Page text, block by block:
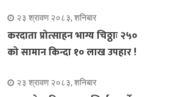
२३ श्रावण २०८३, शनिबार
करदाता प्रोत्साहन भाग्य चिठ्ठाः २५०
को सामान किन्दा १० लाख उपहार !
२३ श्रावण २०८३, शनिबार